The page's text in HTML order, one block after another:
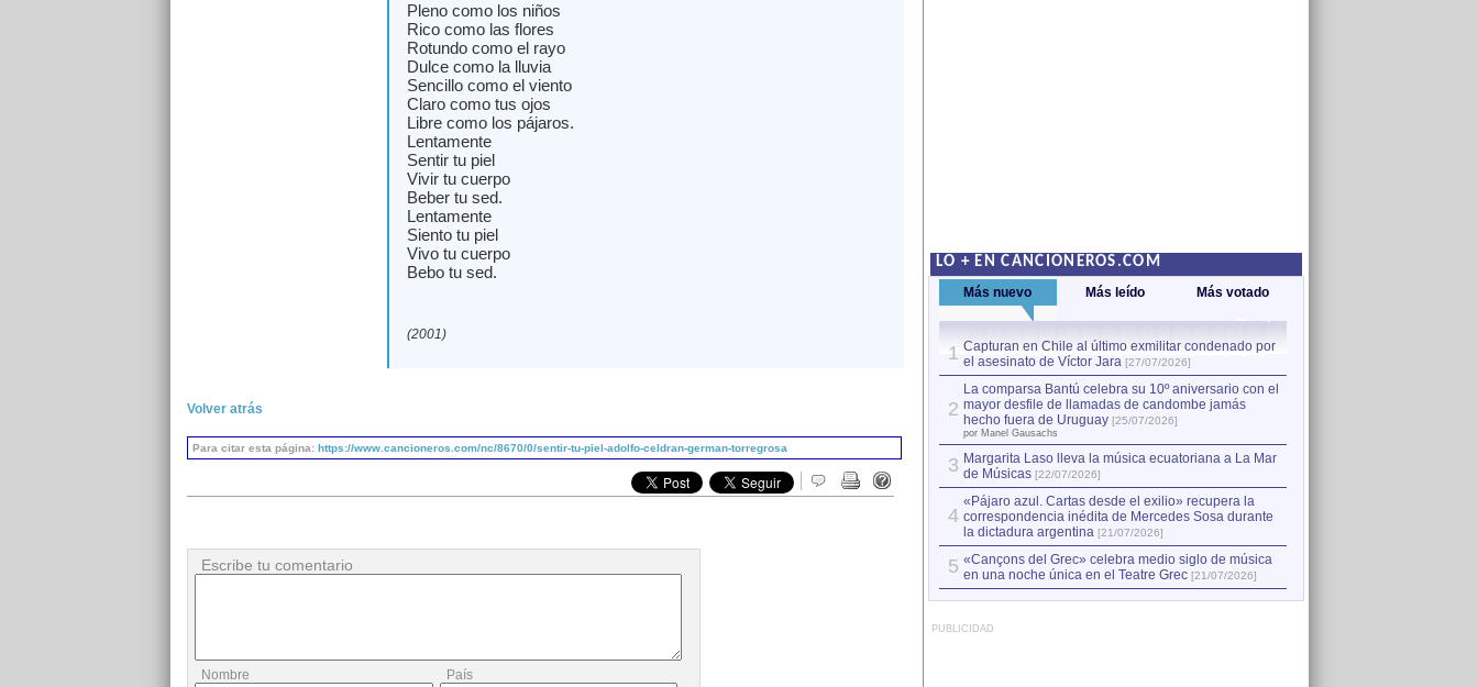
Pleno como los niños
Rico como las flores
Rotundo como el rayo
Dulce como la lluvia
Sencillo como el viento
Claro como tus ojos
Libre como los pájaros.
Lentamente
Sentir tu piel
Vivir tu cuerpo
Beber tu sed.
Lentamente
Siento tu piel
Vivo tu cuerpo
Bebo tu sed.
(2001)
Volver atrás
Para citar esta página: https://www.cancioneros.com/nc/8670/0/sentir-tu-piel-adolfo-celdran-german-torregrosa
Escribe tu comentario
Nombre País
LO + EN CANCIONEROS.COM
Más nuevo Más leído Más votado
1 Capturan en Chile al último exmilitar condenado por
el asesinato de Víctor Jara [27/07/2026]
2
La comparsa Bantú celebra su 10º aniversario con el
mayor desfile de llamadas de candombe jamás
hecho fuera de Uruguay [25/07/2026]
por Manel Gausachs
3 Margarita Laso lleva la música ecuatoriana a La Mar
de Músicas [22/07/2026]
4
«Pájaro azul. Cartas desde el exilio» recupera la
correspondencia inédita de Mercedes Sosa durante
la dictadura argentina [21/07/2026]
5 «Cançons del Grec» celebra medio siglo de música
en una noche única en el Teatre Grec [21/07/2026]
PUBLICIDAD